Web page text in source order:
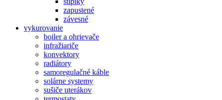
zapustené
závesné
vykurovanie
boiler a ohrievače
infražiariče
konvektory
radiátory
samoregulačné káble
solárne systemy
sušiče uterákov